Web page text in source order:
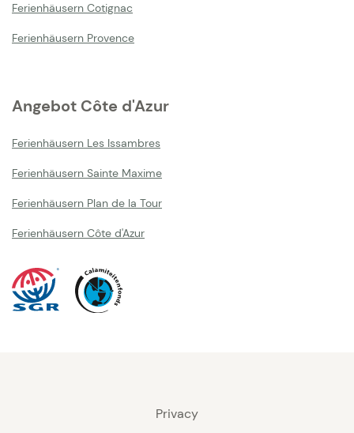
Ferienhäusern Cotignac
Ferienhäusern Provence
Angebot Côte d'Azur
Ferienhäusern Les Issambres
Ferienhäusern Sainte Maxime
Ferienhäusern Plan de la Tour
Ferienhäusern Côte d'Azur
Privacy